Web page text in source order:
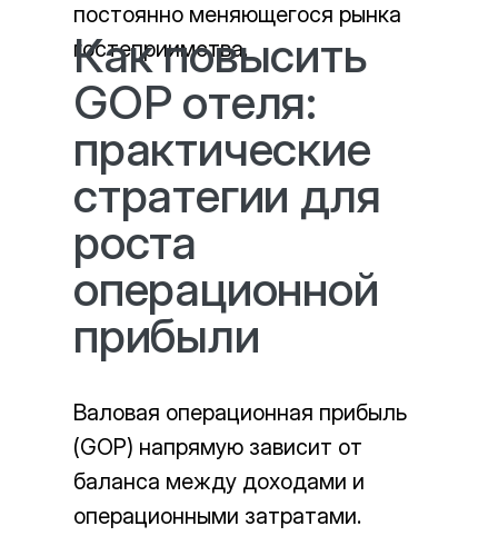
постоянно меняющегося рынка
гостеприимства.
Как повысить
GOP отеля:
практические
стратегии для
роста
операционной
прибыли
Валовая операционная прибыль
(GOP) напрямую зависит от
баланса между доходами и
операционными затратами.